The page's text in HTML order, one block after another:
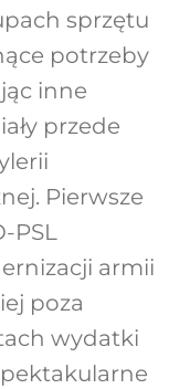
sprzętu
potrzeby
inne
przede
Pierwsze
PSL
armii
poza
wydatki